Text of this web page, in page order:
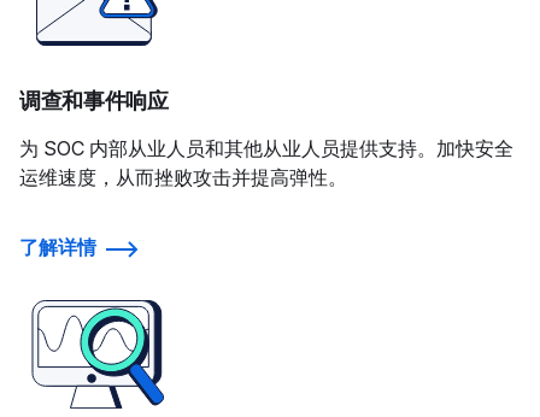
调查和事件响应
为 SOC 内部从业人员和其他从业人员提供支持。加快安全
运维速度，从而挫败攻击并提高弹性。
了解详情